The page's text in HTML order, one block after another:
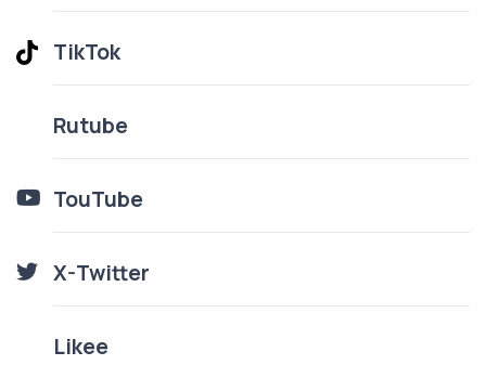
TikTok
Rutube
TouTube
X-Twitter
Likee